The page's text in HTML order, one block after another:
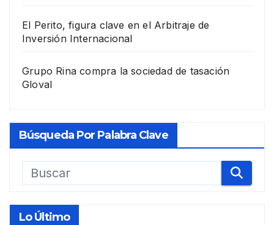
El Perito, figura clave en el Arbitraje de
Inversión Internacional
Grupo Rina compra la sociedad de tasación
Gloval
Búsqueda Por Palabra Clave
Lo Último